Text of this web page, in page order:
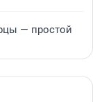
— простой